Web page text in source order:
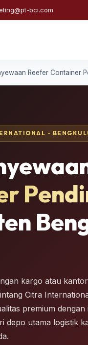
bci.com
Reefer Container
-
kargo atau
Citra
premium
depo utama logistik